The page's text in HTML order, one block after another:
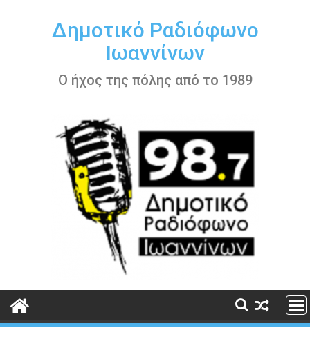
περιεχόμενοΔημοτικό Ραδιόφωνο
Ιωαννίνων
Ο ήχος της πόλης από το 1989